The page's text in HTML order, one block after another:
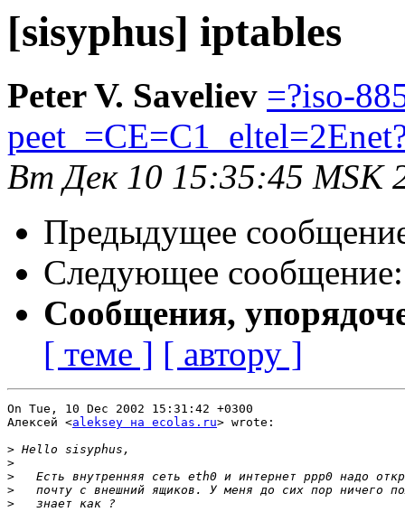
[sisyphus] iptables
Peter V. Saveliev =?iso-
Вт Дек 10 15:35:45 MSK
Предыдущее
Следующее
Сообщения,
[ теме ] [ автору ]
On Tue, 10 Dec 2002 15:31:42 +0300
Алексей <aleksey на ecolas.ru> wrote:
>
>
>
>
>